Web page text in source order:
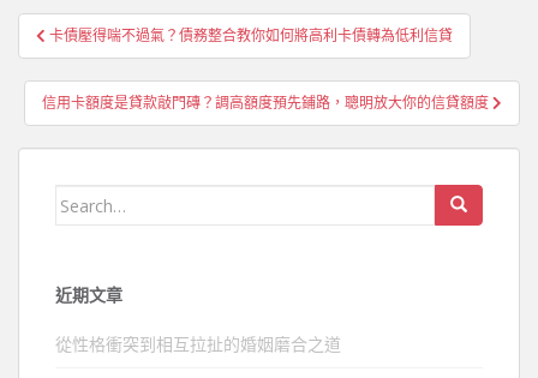
文
章
導
覽
卡債壓得喘不過氣？債務整合教你如何將高利卡債轉為低利信貸
信用卡額度是貸款敲門磚？調高額度預先鋪路，聰明放大你的信貸額度
Search
近期文章
從性格衝突到相互拉扯的婚姻磨合之道